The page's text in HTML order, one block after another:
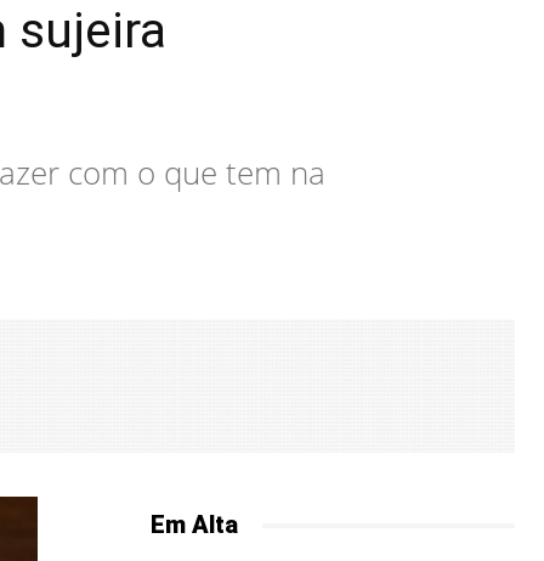
sujeira
com o que tem na
Em Alta